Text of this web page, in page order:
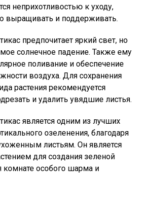
неприхотливостью к уходу,
выращивать и поддерживать.
предпочитает яркий свет, но
солнечное падение. Также ему
поливание и обеспечение
воздуха. Для сохранения
растения рекомендуется
и удалить увядшие листья.
является одним из лучших
озеленения, благодаря
листьям. Он является
для создания зеленой
комнате особого шарма и